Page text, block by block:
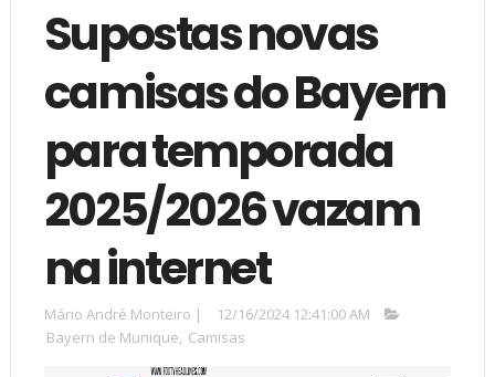
Supostas novas
camisas do Bayern
para temporada
2025/2026 vazam
na internet
Mário André Monteiro |
12/16/2024 12:41:00 AM
Bayern de Munique, Camisas